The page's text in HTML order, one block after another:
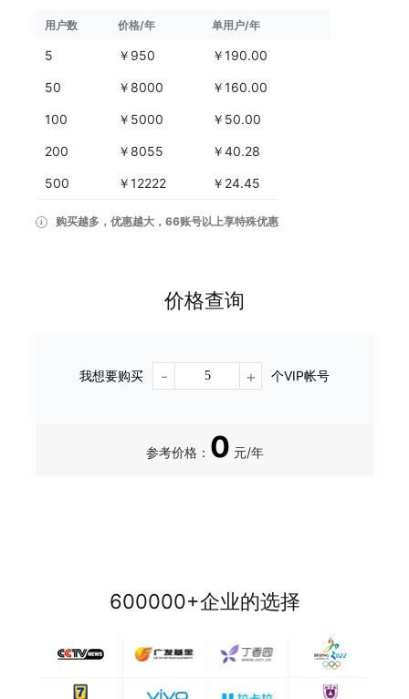
用户数 价格/年 单用户/年
5 ￥950 ￥190.00
50 ￥8000 ￥160.00
100 ￥5000 ￥50.00
200 ￥8055 ￥40.28
500 ￥12222 ￥24.45
购买越多，优惠越大，66账号以上享特殊优惠
价格查询
我想要购买 - + 个VIP帐号
参考价格： 0 元/年
600000+企业的选择